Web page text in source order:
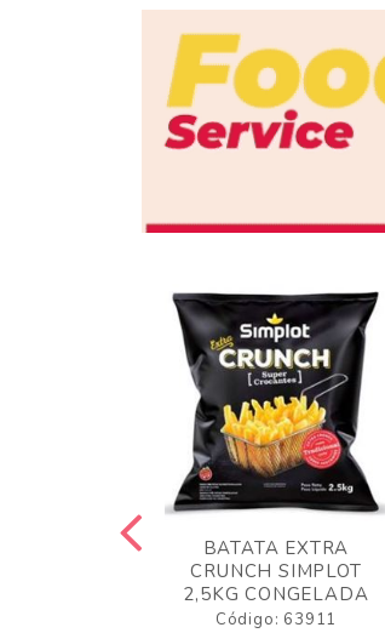
BATATA EXTRA
CRUNCH SIMPLOT
2,5KG CONGELADA
Código: 63911